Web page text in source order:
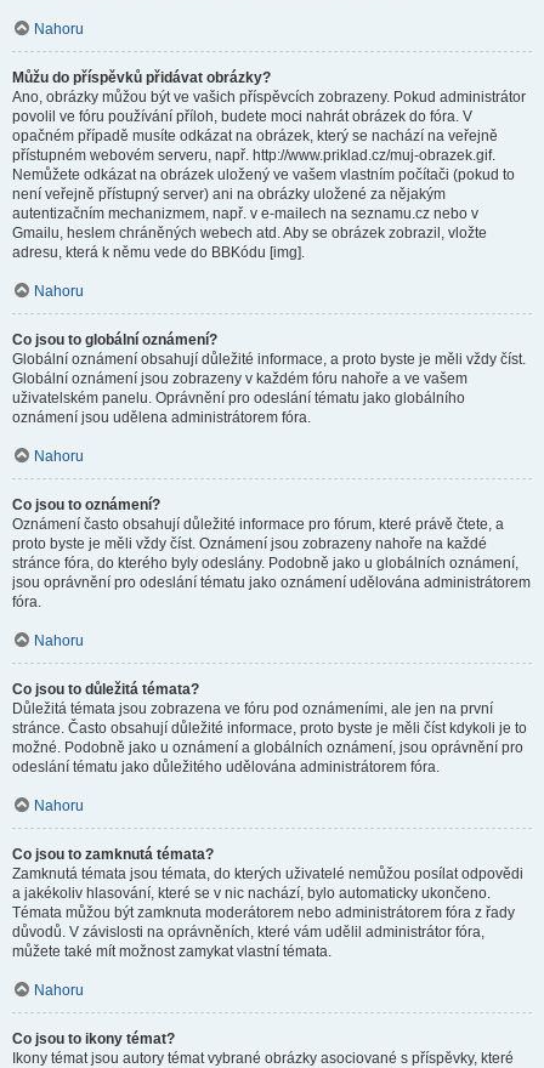
Nahoru
Můžu do příspěvků přidávat obrázky?
Ano, obrázky můžou být ve vašich příspěvcích zobrazeny. Pokud administrátor
povolil ve fóru používání příloh, budete moci nahrát obrázek do fóra. V
opačném případě musíte odkázat na obrázek, který se nachází na veřejně
přístupném webovém serveru, např. http://www.priklad.cz/muj-obrazek.gif.
Nemůžete odkázat na obrázek uložený ve vašem vlastním počítači (pokud to
není veřejně přístupný server) ani na obrázky uložené za nějakým
autentizačním mechanizmem, např. v e-mailech na seznamu.cz nebo v
Gmailu, heslem chráněných webech atd. Aby se obrázek zobrazil, vložte
adresu, která k němu vede do BBKódu [img].
Nahoru
Co jsou to globální oznámení?
Globální oznámení obsahují důležité informace, a proto byste je měli vždy číst.
Globální oznámení jsou zobrazeny v každém fóru nahoře a ve vašem
uživatelském panelu. Oprávnění pro odeslání tématu jako globálního
oznámení jsou udělena administrátorem fóra.
Nahoru
Co jsou to oznámení?
Oznámení často obsahují důležité informace pro fórum, které právě čtete, a
proto byste je měli vždy číst. Oznámení jsou zobrazeny nahoře na každé
stránce fóra, do kterého byly odeslány. Podobně jako u globálních oznámení,
jsou oprávnění pro odeslání tématu jako oznámení udělována administrátorem
fóra.
Nahoru
Co jsou to důležitá témata?
Důležitá témata jsou zobrazena ve fóru pod oznámeními, ale jen na první
stránce. Často obsahují důležité informace, proto byste je měli číst kdykoli je to
možné. Podobně jako u oznámení a globálních oznámení, jsou oprávnění pro
odeslání tématu jako důležitého udělována administrátorem fóra.
Nahoru
Co jsou to zamknutá témata?
Zamknutá témata jsou témata, do kterých uživatelé nemůžou posílat odpovědi
a jakékoliv hlasování, které se v nic nachází, bylo automaticky ukončeno.
Témata můžou být zamknuta moderátorem nebo administrátorem fóra z řady
důvodů. V závislosti na oprávněních, které vám udělil administrátor fóra,
můžete také mít možnost zamykat vlastní témata.
Nahoru
Co jsou to ikony témat?
Ikony témat jsou autory témat vybrané obrázky asociované s příspěvky, které